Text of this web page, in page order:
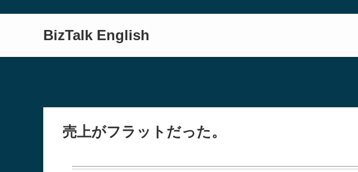
BizTalk English
売上がフラットだった。